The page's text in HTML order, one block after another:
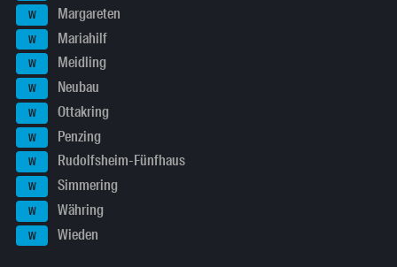
W Margareten
W Mariahilf
W Meidling
W Neubau
W Ottakring
W Penzing
W Rudolfsheim-Fünfhaus
W Simmering
W Währing
W Wieden